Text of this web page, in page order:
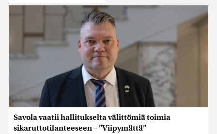
Savola vaatii hallitukselta välittömiä toimia
sikaruttotilanteeseen – ”Viipymättä”